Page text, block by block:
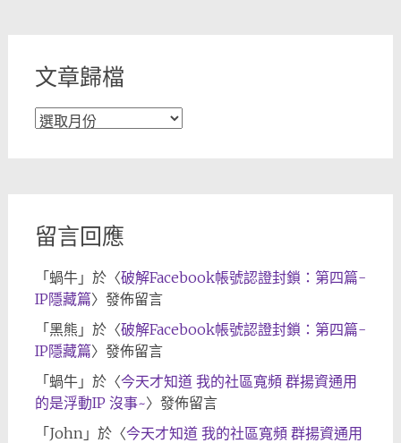
文章歸檔
文
留言回應
「蝸牛」於〈破解Facebook帳號認證封鎖：第四篇-
IP隱藏篇〉發佈留言
「黑熊 」於〈破解Facebook帳號認證封鎖：第四篇-
IP隱藏篇〉發佈留言
「蝸牛」於〈今天才知道 我的社區寬頻 群揚資通用
的是浮動IP 沒事~〉發佈留言
「John 」於〈今天才知道 我的社區寬頻 群揚資通用